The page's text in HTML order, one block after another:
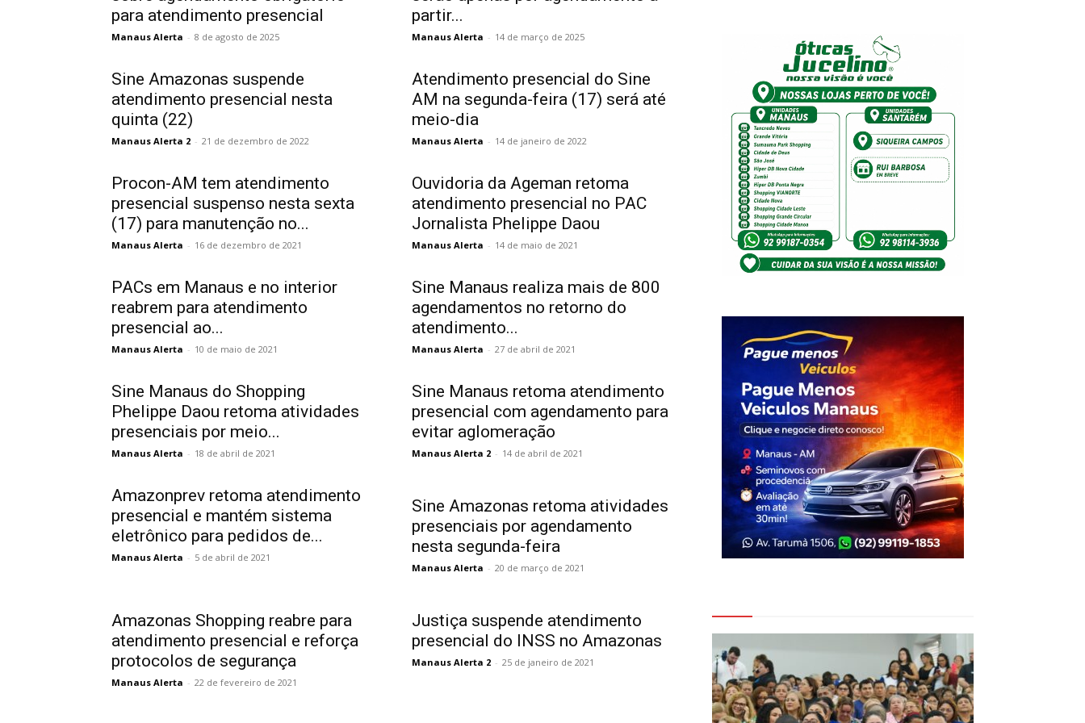
para atendimento presencial
Manaus Alerta - 8 de agosto de 2025
partir...
Manaus Alerta - 14 de março de 2025
Sine Amazonas suspende
atendimento presencial nesta
quinta (22)
Manaus Alerta 2 - 21 de dezembro de 2022
Atendimento presencial do Sine
AM na segunda-feira (17) será até
meio-dia
Manaus Alerta - 14 de janeiro de 2022
Procon-AM tem atendimento
presencial suspenso nesta sexta
(17) para manutenção no...
Manaus Alerta - 16 de dezembro de 2021
Ouvidoria da Ageman retoma
atendimento presencial no PAC
Jornalista Phelippe Daou
Manaus Alerta - 14 de maio de 2021
PACs em Manaus e no interior
reabrem para atendimento
presencial ao...
Manaus Alerta - 10 de maio de 2021
Sine Manaus realiza mais de 800
agendamentos no retorno do
atendimento...
Manaus Alerta - 27 de abril de 2021
Sine Manaus do Shopping
Phelippe Daou retoma atividades
presenciais por meio...
Manaus Alerta - 18 de abril de 2021
Sine Manaus retoma atendimento
presencial com agendamento para
evitar aglomeração
Manaus Alerta 2 - 14 de abril de 2021
Amazonprev retoma atendimento
presencial e mantém sistema
eletrônico para pedidos de...
Manaus Alerta - 5 de abril de 2021
Sine Amazonas retoma atividades
presenciais por agendamento
nesta segunda-feira
Manaus Alerta - 20 de março de 2021
Amazonas Shopping reabre para
atendimento presencial e reforça
protocolos de segurança
Manaus Alerta - 22 de fevereiro de 2021
Justiça suspende atendimento
presencial do INSS no Amazonas
Manaus Alerta 2 - 25 de janeiro de 2021